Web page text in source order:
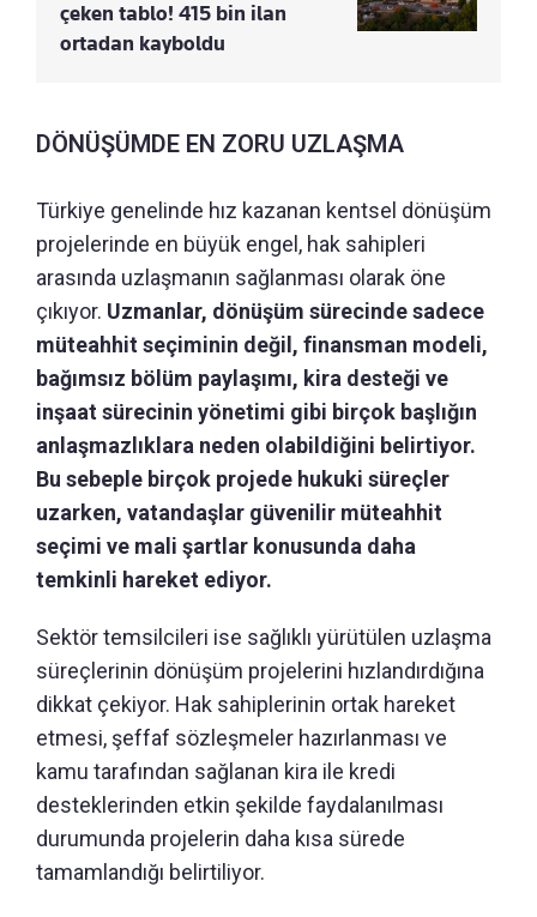
çeken tablo! 415 bin ilan
ortadan kayboldu
DÖNÜŞÜMDE EN ZORU UZLAŞMA
Türkiye genelinde hız kazanan kentsel dönüşüm
projelerinde en büyük engel, hak sahipleri
arasında uzlaşmanın sağlanması olarak öne
çıkıyor. Uzmanlar, dönüşüm sürecinde sadece
müteahhit seçiminin değil, finansman modeli,
bağımsız bölüm paylaşımı, kira desteği ve
inşaat sürecinin yönetimi gibi birçok başlığın
anlaşmazlıklara neden olabildiğini belirtiyor.
Bu sebeple birçok projede hukuki süreçler
uzarken, vatandaşlar güvenilir müteahhit
seçimi ve mali şartlar konusunda daha
temkinli hareket ediyor.
Sektör temsilcileri ise sağlıklı yürütülen uzlaşma
süreçlerinin dönüşüm projelerini hızlandırdığına
dikkat çekiyor. Hak sahiplerinin ortak hareket
etmesi, şeffaf sözleşmeler hazırlanması ve
kamu tarafından sağlanan kira ile kredi
desteklerinden etkin şekilde faydalanılması
durumunda projelerin daha kısa sürede
tamamlandığı belirtiliyor.